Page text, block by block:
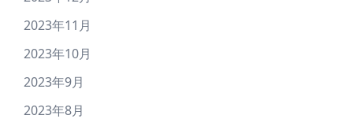
2023年11月
2023年10月
2023年9月
2023年8月